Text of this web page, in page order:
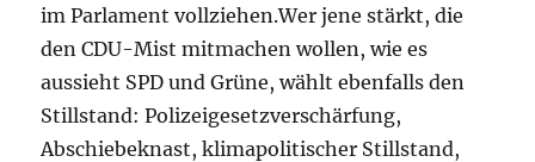
im Parlament vollziehen.Wer jene stärkt, die
den CDU-Mist mitmachen wollen, wie es
aussieht SPD und Grüne, wählt ebenfalls den
Stillstand: Polizeigesetzverschärfung,
Abschiebeknast, klimapolitischer Stillstand,